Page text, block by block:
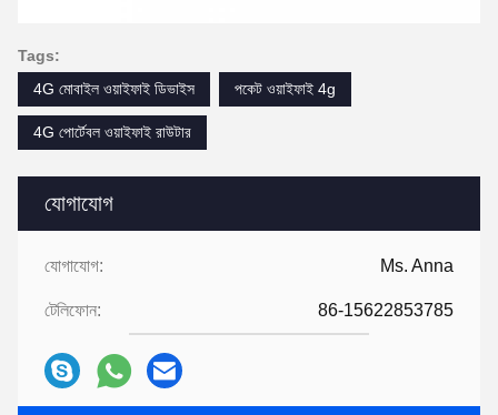
যোগাযোগ
যোগাযোগ: Ms. Anna
টেলিফোন: 86-15622853785
Tags:
4G মোবাইল ওয়াইফাই ডিভাইস
পকেট ওয়াইফাই 4g
4G পোর্টেবল ওয়াইফাই রাউটার